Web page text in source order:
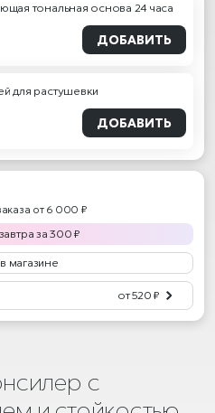
тональная основа 24 часа
ДОБАВИТЬ
для растушевки
ДОБАВИТЬ
от 6 000 ₽
завтра за300 ₽
магазине
от 520 ₽
с